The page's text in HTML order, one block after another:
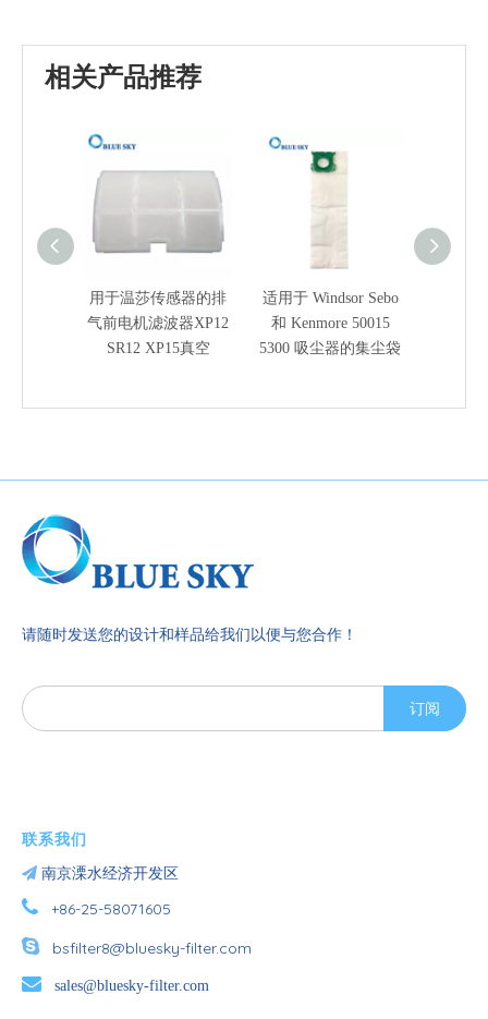
相关产品推荐
用于温莎传感器的排
气前电机滤波器XP12
SR12 XP15真空
适用于 Windsor Sebo
和 Kenmore 50015
5300 吸尘器的集尘袋
请随时发送您的设计和样品给我们以便与您合作！
订阅
联系我们
 南京溧水经济开发区
 +86-25-58071605

bsfilter8@bluesky-filter.com

sales@bluesky-filter.com